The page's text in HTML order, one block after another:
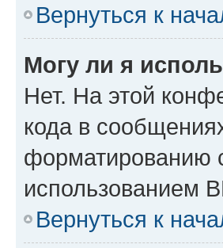
Вернуться к
Могу ли я
Нет. На этой
кода в
форматированию
использованием
Вернуться к